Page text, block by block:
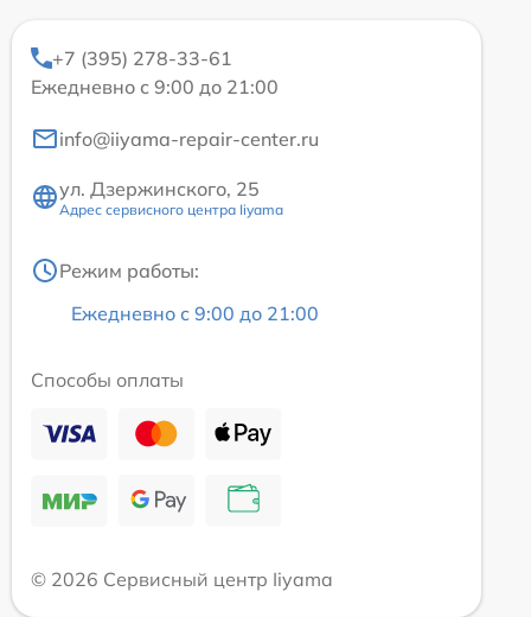
+7 (395) 278-33-61
Ежедневно с 9:00 до 21:00
info@iiyama-repair-center.ru
ул. Дзержинского, 25
Адрес сервисного центра Iiyama
Режим работы:
Ежедневно с 9:00 до 21:00
Способы оплаты
© 2026 Сервисный центр Iiyama